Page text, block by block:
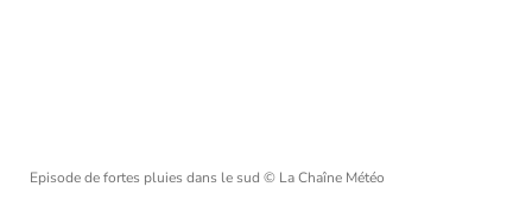
Episode de fortes pluies dans le sud © La Chaîne Météo